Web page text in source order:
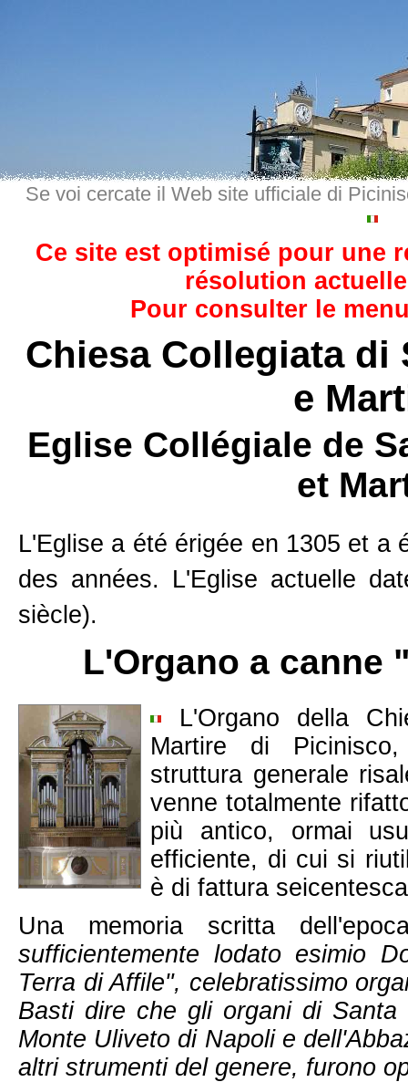
Se voi cercate il Web site ufficiale di
Ce site est optimisé pour une
résolution
Pour consulter le
Chiesa Collegiata di
e
Eglise Collégiale de
et
L'Eglise a été érigée en 1305 et a
des années. L'Eglise actuelle
siècle).
L'Organo a canne
L'Organo della
Martire di
struttura generale
venne totalmente
più antico, ormai
efficiente, di cui si
è di fattura
Una memoria scritta
sufficientemente lodato esimio
Terra di Affile", celebratissimo
Basti dire che gli organi di
Monte Uliveto di Napoli e
altri strumenti del genere, furono